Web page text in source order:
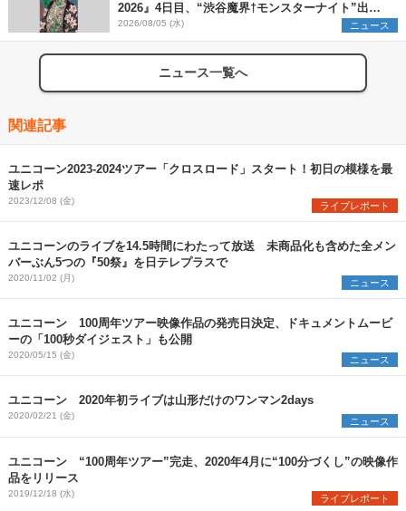
2026』4日目、“渋谷魔界†モンスターナイト”出演6
組を発表
2026/08/05 (水) ニュース
ニュース一覧へ
関連記事
ユニコーン2023-2024ツアー「クロスロード」スタート！初日の模様を最
速レポ
2023/12/08 (金) ライブレポート
ユニコーンのライブを14.5時間にわたって放送 未商品化も含めた全メン
バーぶん5つの『50祭』を日テレプラスで
2020/11/02 (月) ニュース
ユニコーン 100周年ツアー映像作品の発売日決定、ドキュメントムービ
ーの「100秒ダイジェスト」も公開
2020/05/15 (金) ニュース
ユニコーン 2020年初ライブは山形だけのワンマン2days
2020/02/21 (金) ニュース
ユニコーン “100周年ツアー”完走、2020年4月に“100分づくし”の映像作
品をリリース
2019/12/18 (水) ライブレポート